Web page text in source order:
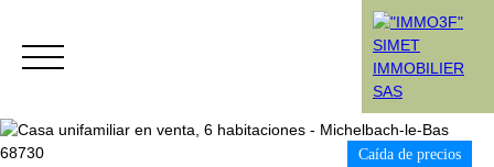
Caída de precios